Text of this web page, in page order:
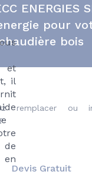
et
il
de
ENERGIES
pour
bois
remplacer ou
Devis Gratuit